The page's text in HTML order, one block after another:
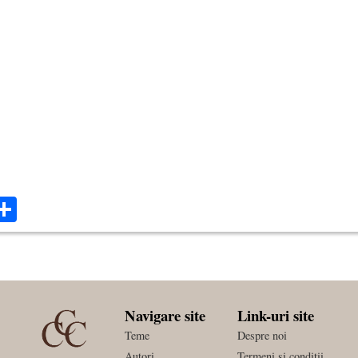
Navigare site
Teme
Link-uri site
Despre noi